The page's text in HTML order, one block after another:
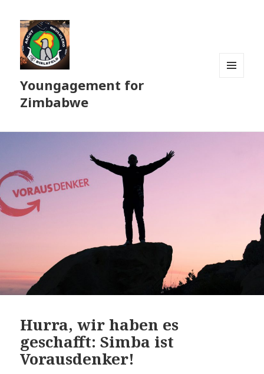
Youngagement for
Zimbabwe
Hurra, wir haben es
geschafft: Simba ist
Vorausdenker!